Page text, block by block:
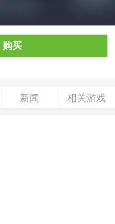
购买
新闻 相关游戏